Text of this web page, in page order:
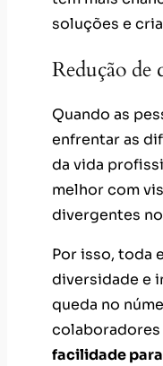
soluções e
Redução de
Quando as
enfrentar as
da vida
melhor com
divergentes
Por isso, toda
diversidade e
queda no
colaboradores
facilidade